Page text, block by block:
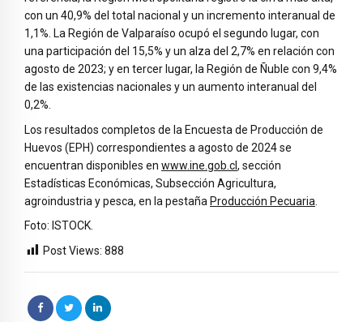
con un 40,9% del total nacional y un incremento interanual de
1,1%. La Región de Valparaíso ocupó el segundo lugar, con
una participación del 15,5% y un alza del 2,7% en relación con
agosto de 2023; y en tercer lugar, la Región de Ñuble con 9,4%
de las existencias nacionales y un aumento interanual del
0,2%.
Los resultados completos de la Encuesta de Producción de
Huevos (EPH) correspondientes a agosto de 2024 se
encuentran disponibles en www.ine.gob.cl, sección
Estadísticas Económicas, Subsección Agricultura,
agroindustria y pesca, en la pestaña Producción Pecuaria
Foto: ISTOCK.
Post Views: 888